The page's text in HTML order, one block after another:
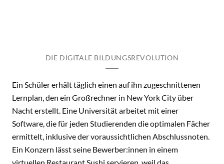
DIE DIGITALE BILDUNGSREVOLUTION
Ein Schüler erhält täglich einen auf ihn zugeschnittenen
Lernplan, den ein Großrechner in New York City über
Nacht erstellt. Eine Universität arbeitet mit einer
Software, die für jeden Studierenden die optimalen Fächer
ermittelt, inklusive der voraussichtlichen Abschlussnoten.
Ein Konzern lässt seine Bewerber:innen in einem